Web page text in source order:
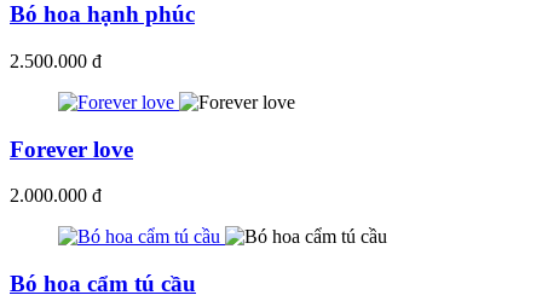
Bó hoa hạnh phúc
2.500.000 đ
Forever love
2.000.000 đ
Bó hoa cẩm tú cầu